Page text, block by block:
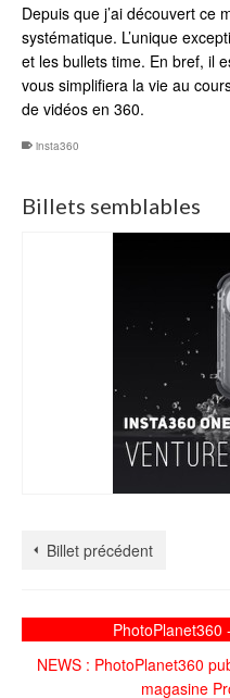
Depuis que j’ai découvert ce
systématique. L’unique
et les bullets time. En bref, il
vous simplifiera la vie au
de vidéos en 360.
insta360
Billets semblables
Billet précédent
PhotoPlanet360
NEWS : PhotoPlanet360
magasine